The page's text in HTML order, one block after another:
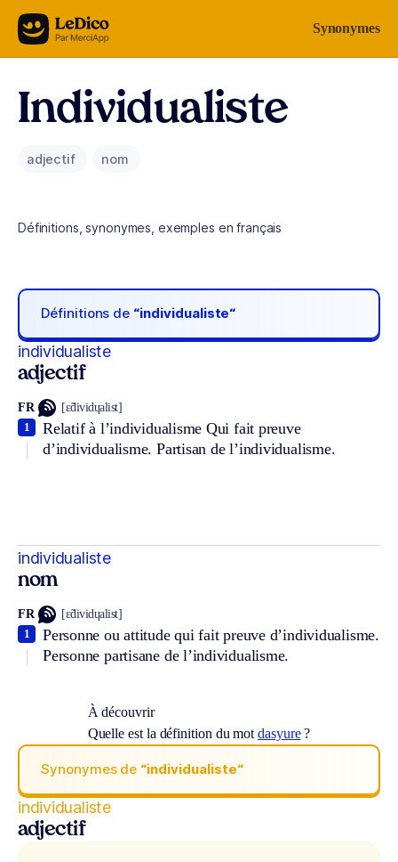
Aller au contenu Synonymes
Individualiste
adjectif nom
Définitions, synonymes, exemples en français
Définitions de “individualiste“
individualiste
adjectif
FR [ɛ̃dividɥalist]
Relatif à l’individualisme Qui fait preuve
d’individualisme. Partisan de l’individualisme.
1
individualiste
nom
FR [ɛ̃dividɥalist]
Personne ou attitude qui fait preuve d’individualisme.
Personne partisane de l’individualisme.
1
À découvrir
Quelle est la définition du motdasyure?
Synonymes de “individualiste“
individualiste
adjectif